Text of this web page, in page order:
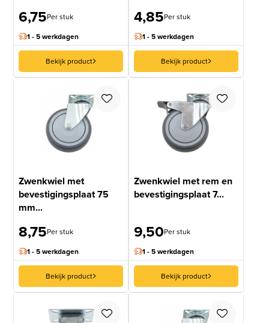
6,75Per stuk
1 - 5 werkdagen
Bekijk product
4,85Per stuk
1 - 5 werkdagen
Bekijk product
Zwenkwiel met
bevestigingsplaat 75
mm...
8,75Per stuk
1 - 5 werkdagen
Bekijk product
Zwenkwiel met rem en
bevestigingsplaat 7...
9,50Per stuk
1 - 5 werkdagen
Bekijk product